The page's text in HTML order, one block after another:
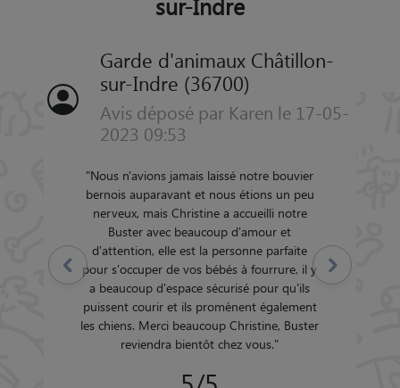
Garde d'animaux Châtillon-
sur-Indre (36700)
Avis déposé par Karen le 17-05-
2023 09:53
"Nous n'avions jamais laissé notre bouvier
bernois auparavant et nous étions un peu
nerveux, mais Christine a accueilli notre
Buster avec beaucoup d'amour et
d'attention, elle est la personne parfaite
pour s'occuper de vos bébés à fourrure, il y
a beaucoup d'espace sécurisé pour qu'ils
puissent courir et ils promènent également
les chiens. Merci beaucoup Christine, Buster
reviendra bientôt chez vous."
Précédent Suivant